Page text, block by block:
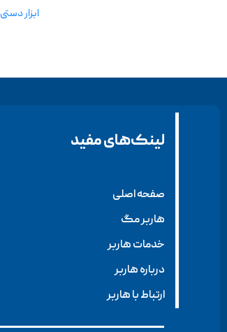
کارواشابزار دستی
لینک‌های مفید
صفحه اصلی
هاربر مگ
خدمات هاربر
درباره هاربر
ارتباط با هاربر